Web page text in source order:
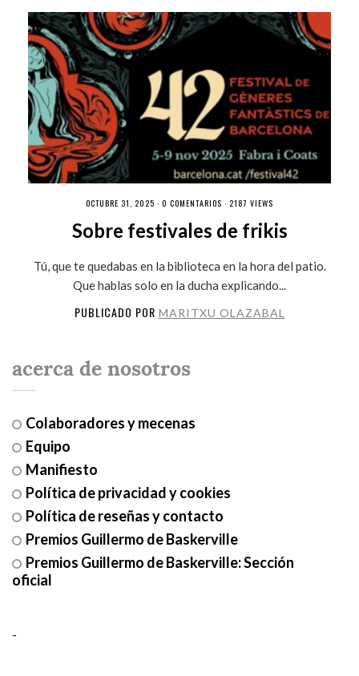
OCTUBRE 31, 2025 · 0 COMENTARIOS · 2187 VIEWS
Sobre festivales de frikis
Tú, que te quedabas en la biblioteca en la hora del patio.
Que hablas solo en la ducha explicando...
PUBLICADO POR MARITXU OLAZABAL
acerca de nosotros
Colaboradores y mecenas
Equipo
Manifiesto
Política de privacidad y cookies
Política de reseñas y contacto
Premios Guillermo de Baskerville
Premios Guillermo de Baskerville: Sección
oficial
-